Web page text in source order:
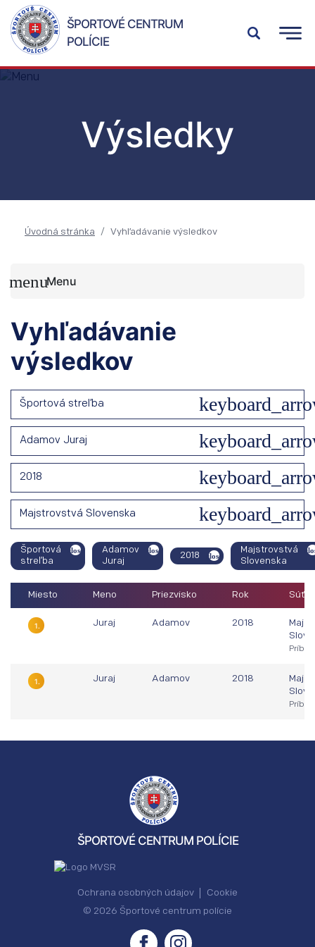
ŠPORTOVÉ CENTRUM
POLÍCIE
Výsledky
Úvodná stránka Vyhľadávanie výsledkov
Menu
Vyhľadávanie
výsledkov
Športová streľba
Adamov Juraj
2018
Majstrovstvá Slovenska
Športová
streľba
Adamov
Juraj
2018
Majstrovstvá
Slovenska
Miesto Meno Priezvisko Rok
1. Juraj Adamov 2018
1. Juraj Adamov 2018
ŠPORTOVÉ CENTRUM POLÍCIE
Ochrana osobných údajov
Cookie
© 2026 Športové centrum polície